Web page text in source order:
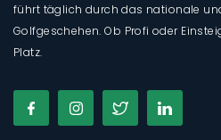
führt täglich durch das nationale
Golfgeschehen. Ob Profi oder
Platz.